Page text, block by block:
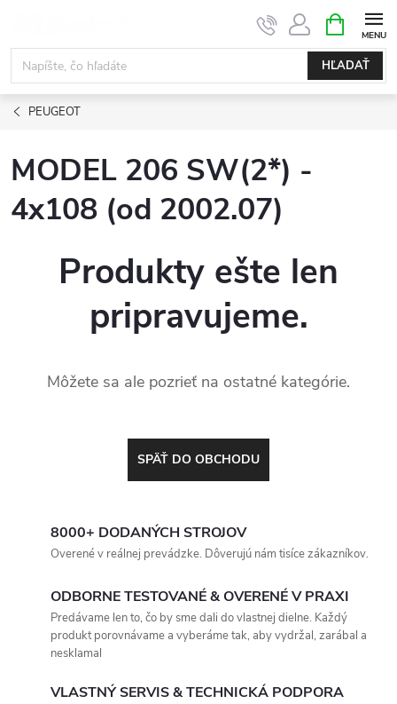
obsah
HĽADAŤ
KOŠÍK
PEUGEOT
MODEL 206 SW(2*) -
4x108 (od 2002.07)
Produkty ešte len
pripravujeme.
Môžete sa ale pozrieť na ostatné kategórie.
SPÄŤ DO OBCHODU
8000+ DODANÝCH STROJOV
Overené v reálnej prevádzke. Dôverujú nám tisíce zákazníkov.
ODBORNE TESTOVANÉ & OVERENÉ V PRAXI
Predávame len to, čo by sme dali do vlastnej dielne. Každý
produkt porovnávame a vyberáme tak, aby vydržal, zarábal a
nesklamal
VLASTNÝ SERVIS & TECHNICKÁ PODPORA